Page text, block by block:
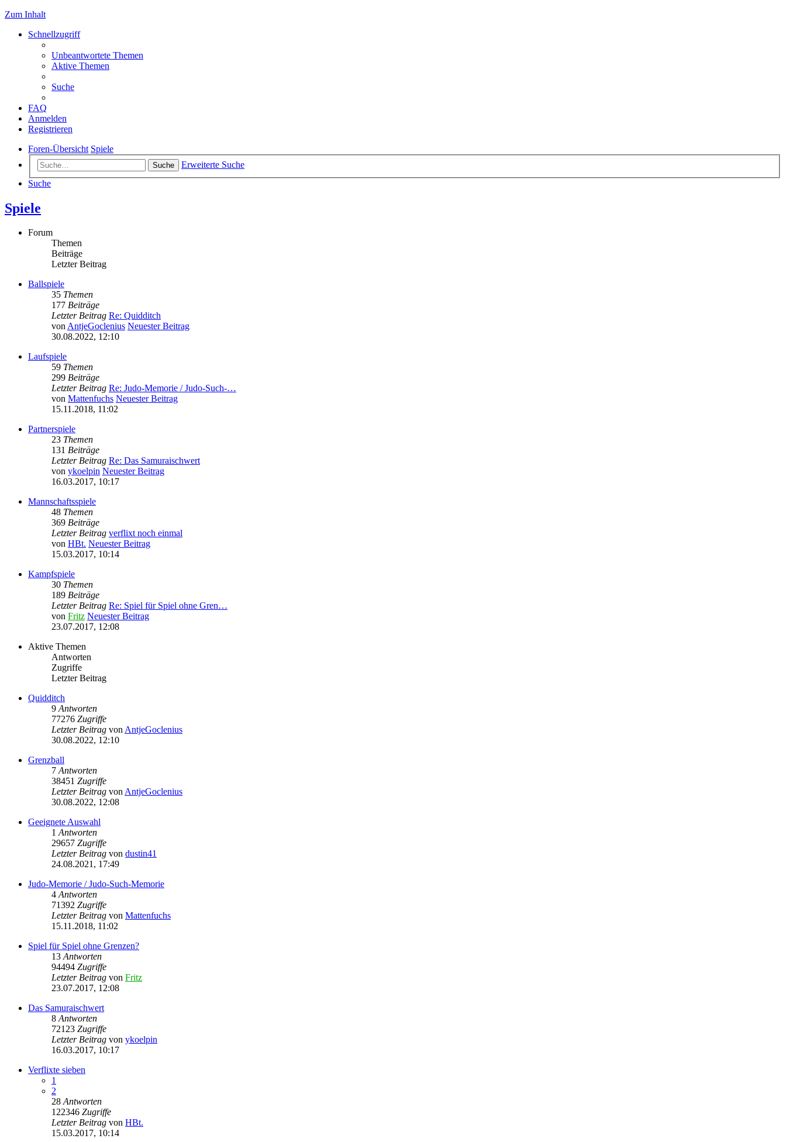
Zum Inhalt
Schnellzugriff
Unbeantwortete Themen
Aktive Themen
Suche
FAQ
Anmelden
Registrieren
Foren-Übersicht Spiele
Suche
Erweiterte Suche
Suche
Spiele
Forum
Themen
Beiträge
Letzter Beitrag
Ballspiele
35 Themen
177 Beiträge
Letzter Beitrag Re: Quidditch
vonAntjeGoclenius Neuester Beitrag
30.08.2022, 12:10
Laufspiele
59 Themen
299 Beiträge
Letzter Beitrag Re: Judo-Memorie / Judo-Such-…
von Mattenfuchs Neuester Beitrag
15.11.2018, 11:02
Partnerspiele
23 Themen
131 Beiträge
Letzter Beitrag Re: Das Samuraischwert
von ykoelpin Neuester Beitrag
16.03.2017, 10:17
Mannschaftsspiele
48 Themen
369 Beiträge
Letzter Beitrag verflixt noch einmal
von HBt. Neuester Beitrag
15.03.2017, 10:14
Kampfspiele
30 Themen
189 Beiträge
Letzter Beitrag Re: Spiel für Spiel ohne Gren…
von Fritz Neuester Beitrag
23.07.2017, 12:08
Aktive Themen
Antworten
Zugriffe
Letzter Beitrag
Quidditch
9Antworten
77276 Zugriffe
Letzter Beitrag vonAntjeGoclenius
30.08.2022, 12:10
Grenzball
7Antworten
38451 Zugriffe
Letzter Beitrag vonAntjeGoclenius
30.08.2022, 12:08
Geeignete Auswahl
1Antworten
29657 Zugriffe
Letzter Beitrag von dustin41
24.08.2021, 17:49
Judo-Memorie / Judo-Such-Memorie
4Antworten
71392 Zugriffe
Letzter Beitrag von Mattenfuchs
15.11.2018, 11:02
Spiel für Spiel ohne Grenzen?
13Antworten
94494 Zugriffe
Letzter Beitrag von Fritz
23.07.2017, 12:08
Das Samuraischwert
8Antworten
72123 Zugriffe
Letzter Beitrag von ykoelpin
16.03.2017, 10:17
Verflixte sieben
1
2
28Antworten
122346 Zugriffe
Letzter Beitrag von HBt.
15.03.2017, 10:14